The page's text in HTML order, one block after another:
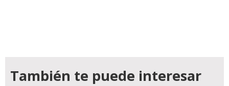
También te puede interesar